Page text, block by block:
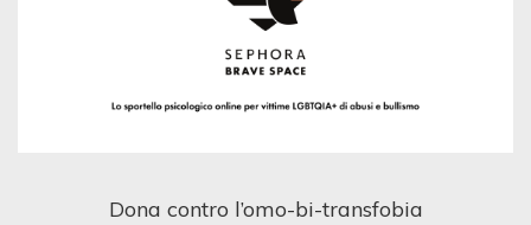
Dona contro l’omo-bi-transfobia